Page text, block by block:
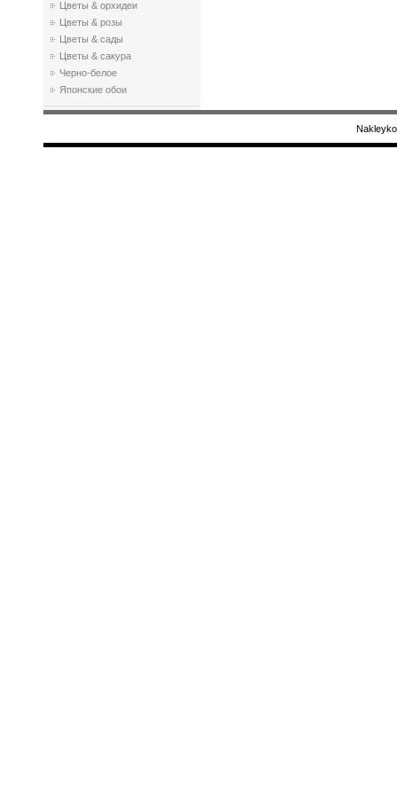
Цветы & орхидеи
Цветы & розы
Цветы & сады
Цветы & сакура
Черно-белое
Японские обои